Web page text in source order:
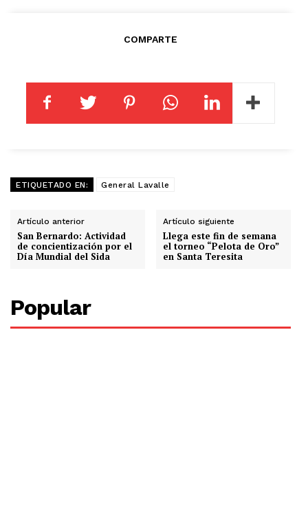
COMPARTE
ETIQUETADO EN: General Lavalle
Artículo anterior
San Bernardo: Actividad
de concientización por el
Día Mundial del Sida
Artículo siguiente
Llega este fin de semana
el torneo “Pelota de Oro”
en Santa Teresita
Popular